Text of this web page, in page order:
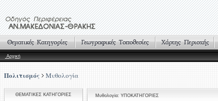
Αρχική
Πολιτισμός Μυθολογία
ΘΕΜΑΤΙΚΕΣ ΚΑΤΗΓΟΡΙΕΣ Μυθολογία: ΥΠΟΚΑΤΗΓΟΡΙΕΣ